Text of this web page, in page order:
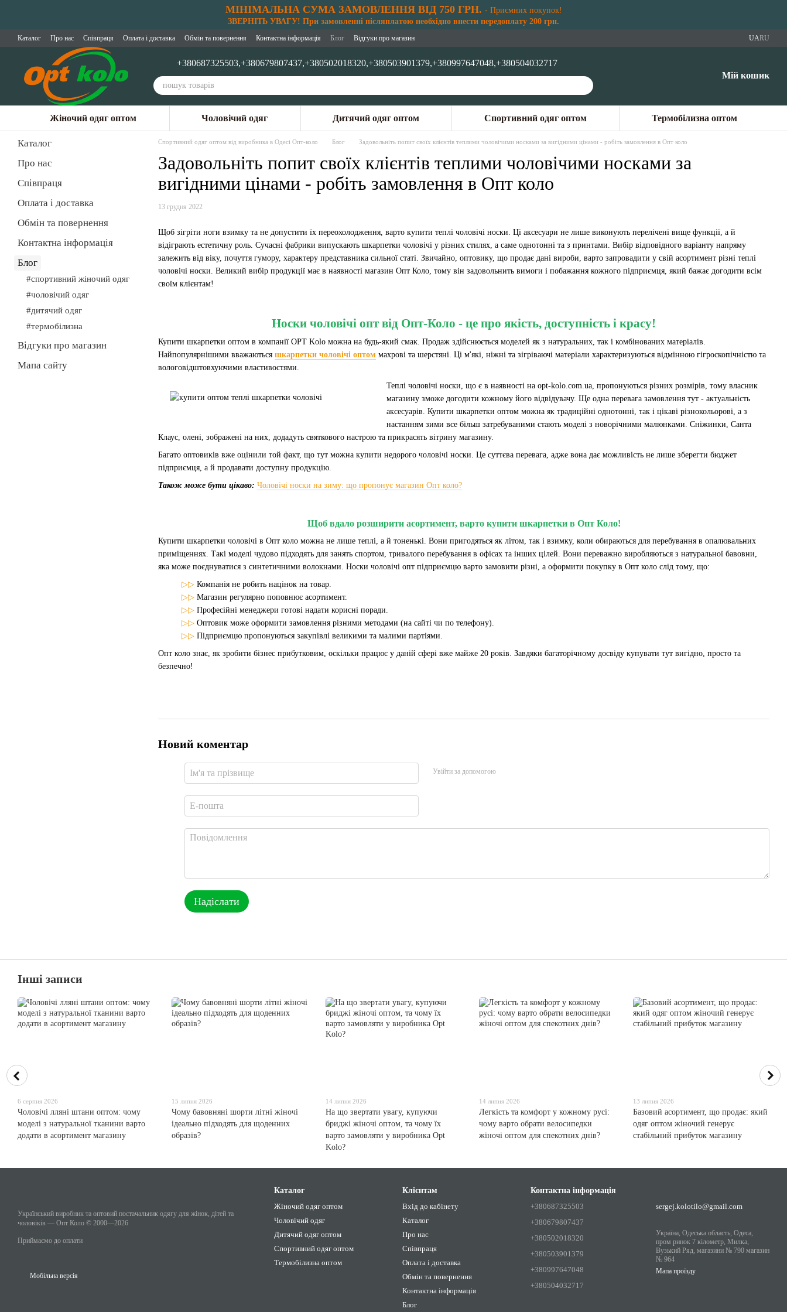
МІНІМАЛЬНА СУМА ЗАМОВЛЕННЯ ВІД 750 ГРН. - Приємних покупок!
ЗВЕРНІТЬ УВАГУ! При замовленні післяплатою необхідно внести передоплату 200 грн.
Каталог Про нас Співпраця Оплата і доставка Обмін та повернення Контактна інформація Блог Відгуки про магазин UARU
+380687325503,+380679807437,+380502018320,+380503901379,+380997647048,+380504032717
Мій кошик
Жіночий одяг оптом Чоловічий одяг Дитячий одяг оптом Спортивний одяг оптом Термобілизна оптом
Спортивний одяг оптом від виробника в Одесі Опт-коло Блог Задовольніть попит своїх клієнтів теплими чоловічими носками за вигідними цінами - робіть замовлення в Опт коло
Задовольніть попит своїх клієнтів теплими чоловічими носками за
вигідними цінами - робіть замовлення в Опт коло
13 грудня 2022
Щоб зігріти ноги взимку та не допустити їх переохолодження, варто купити теплі чоловічі носки. Ці аксесуари не лише виконують перелічені вище функції, а й
відіграють естетичну роль. Сучасні фабрики випускають шкарпетки чоловічі у різних стилях, а саме однотонні та з принтами. Вибір відповідного варіанту напряму
залежить від віку, почуття гумору, характеру представника сильної статі. Звичайно, оптовику, що продає дані вироби, варто запровадити у свій асортимент різні теплі
чоловічі носки. Великий вибір продукції має в наявності магазин Опт Коло, тому він задовольнить вимоги і побажання кожного підприємця, який бажає догодити всім
своїм клієнтам!
Носки чоловічі опт від Опт-Коло - це про якість, доступність і красу!
Купити шкарпетки оптом в компанії OPT Kolo можна на будь-який смак. Продаж здійснюється моделей як з натуральних, так і комбінованих матеріалів.
Найпопулярнішими вважаються шкарпетки чоловічі оптом махрові та шерстяні. Ці м'які, ніжні та зігріваючі матеріали характеризуються відмінною гігроскопічністю та
вологовідштовхуючими властивостями.
Теплі чоловічі носки, що є в наявності на opt-kolo.com.ua, пропонуються різних розмірів, тому власник
магазину зможе догодити кожному його відвідувачу. Ще одна перевага замовлення тут - актуальність
аксесуарів. Купити шкарпетки оптом можна як традиційні однотонні, так і цікаві різнокольорові, а з
настанням зими все більш затребуваними стають моделі з новорічними малюнками. Сніжинки, Санта
Клаус, олені, зображені на них, додадуть святкового настрою та прикрасять вітрину магазину.
Багато оптовиків вже оцінили той факт, що тут можна купити недорого чоловічі носки. Це суттєва перевага, адже вона дає можливість не лише зберегти бюджет
підприємця, а й продавати доступну продукцію.
Також може бути цікаво: Чоловічі носки на зиму: що пропонує магазин Опт коло?
Щоб вдало розширити асортимент, варто купити шкарпетки в Опт Коло!
Купити шкарпетки чоловічі в Опт коло можна не лише теплі, а й тоненькі. Вони пригодяться як літом, так і взимку, коли обираються для перебування в опалювальних
приміщеннях. Такі моделі чудово підходять для занять спортом, тривалого перебування в офісах та інших цілей. Вони переважно виробляються з натуральної бавовни,
яка може поєднуватися з синтетичними волокнами. Носки чоловічі опт підприємцю варто замовити різні, а оформити покупку в Опт коло слід тому, що:
▷▷ Компанія не робить націнок на товар.
▷▷ Магазин регулярно поповнює асортимент.
▷▷ Професійні менеджери готові надати корисні поради.
▷▷ Оптовик може оформити замовлення різними методами (на сайті чи по телефону).
▷▷ Підприємцю пропонуються закупівлі великими та малими партіями.
Опт коло знає, як зробити бізнес прибутковим, оскільки працює у даній сфері вже майже 20 років. Завдяки багаторічному досвіду купувати тут вигідно, просто та
безпечно!
Новий коментар
Увійти за допомогою
Надіслати
Каталог
Про нас
Співпраця
Оплата і доставка
Обмін та повернення
Контактна інформація
Блог
#спортивний жіночий одяг
#чоловічий одяг
#дитячий одяг
#термобілизна
Відгуки про магазин
Мапа сайту
Інші записи
6 серпня 2026
Чоловічі лляні штани оптом: чому
моделі з натуральної тканини варто
додати в асортимент магазину
15 липня 2026
Чому бавовняні шорти літні жіночі
ідеально підходять для щоденних
образів?
14 липня 2026
На що звертати увагу, купуючи
бриджі жіночі оптом, та чому їх
варто замовляти у виробника Opt
Kolo?
14 липня 2026
Легкість та комфорт у кожному русі:
чому варто обрати велосипедки
жіночі оптом для спекотних днів?
13 липня 2026
Базовий асортимент, що продає: який
одяг оптом жіночий генерує
стабільний прибуток магазину
Український виробник та оптовий постачальник одягу для жінок, дітей та
чоловіків — Опт Коло © 2000—2026
Приймаємо до оплати
Мобільна версія
Каталог
Жіночий одяг оптом
Чоловічий одяг
Дитячий одяг оптом
Спортивний одяг оптом
Термобілизна оптом
Клієнтам
Вхід до кабінету
Каталог
Про нас
Співпраця
Оплата і доставка
Обмін та повернення
Контактна інформація
Блог
Контактна інформація
+380687325503
+380679807437
+380502018320
+380503901379
+380997647048
+380504032717
sergej.kolotilo@gmail.com
Україна, Одеська область, Одеса,
пром ринок 7 кілометр, Милка,
Вузький Ряд, магазини № 790 магазин
№ 964
Мапа проїзду